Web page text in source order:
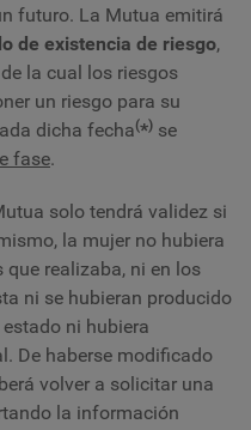
futuro. La Mutua emitirá
de existencia de riesgo,
la cual los riesgos
un riesgo para su
dicha fecha(*) se
fase.
solo tendrá validez si
la mujer no hubiera
realizaba, ni en los
ni se hubieran producido
ni hubiera
De haberse modificado
volver a solicitar una
la información